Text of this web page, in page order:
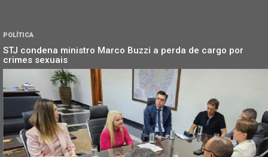
POLÍTICA
STJ condena ministro Marco Buzzi a perda de cargo por
crimes sexuais